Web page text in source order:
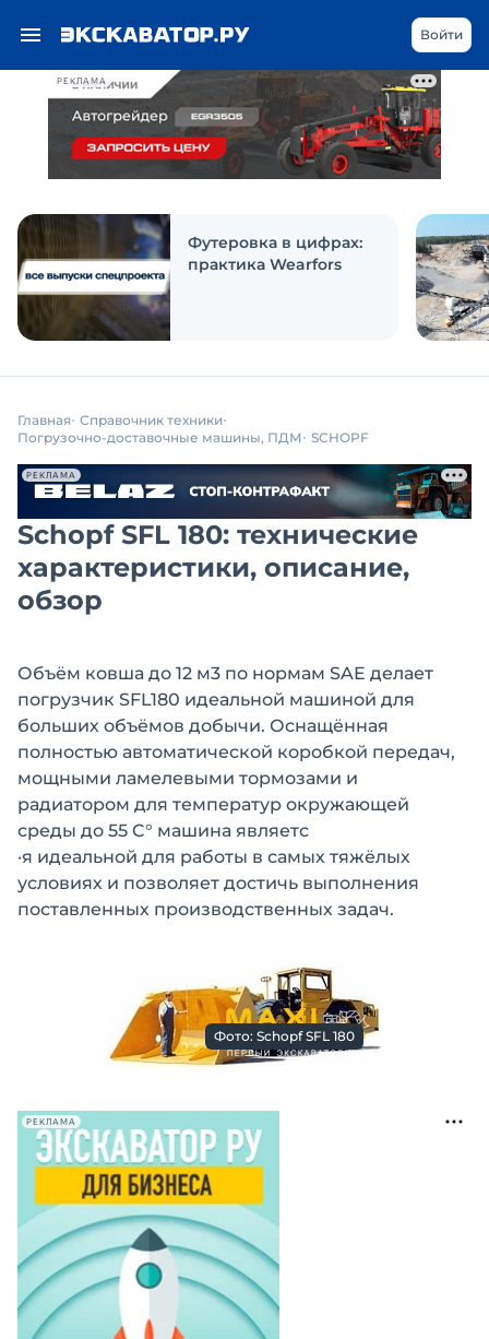
РЕКЛАМА
Войти
Футеровка в цифрах:
практика Wearfors
Главная Справочник техники
Погрузочно-доставочные машины, ПДМ SCHOPF
РЕКЛАМА
Schopf SFL 180: технические
характеристики, описание,
обзор
Объём ковша до 12 м3 по нормам SAE делает
погрузчик SFL180 идеальной машиной для
больших объёмов добычи. Оснащённая
полностью автоматической коробкой передач,
мощными ламелевыми тормозами и
радиатором для температур окружающей
среды до 55 C° машина являетс
·я идеальной для работы в самых тяжёлых
условиях и позволяет достичь выполнения
поставленных производственных задач.
Фото: Schopf SFL 180
РЕКЛАМА